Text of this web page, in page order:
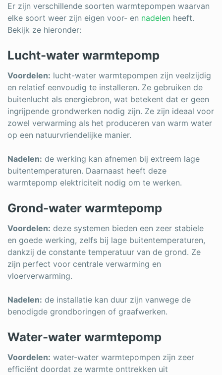
Er zijn verschillende soorten warmtepompen waarvan
elke soort weer zijn eigen voor- en nadelen heeft.
Bekijk ze hieronder:
Lucht-water warmtepomp
Voordelen: lucht-water warmtepompen zijn veelzijdig
en relatief eenvoudig te installeren. Ze gebruiken de
buitenlucht als energiebron, wat betekent dat er geen
ingrijpende grondwerken nodig zijn. Ze zijn ideaal voor
zowel verwarming als het produceren van warm water
op een natuurvriendelijke manier.
Nadelen: de werking kan afnemen bij extreem lage
buitentemperaturen. Daarnaast heeft deze
warmtepomp elektriciteit nodig om te werken.
Grond-water warmtepomp
Voordelen: deze systemen bieden een zeer stabiele
en goede werking, zelfs bij lage buitentemperaturen,
dankzij de constante temperatuur van de grond. Ze
zijn perfect voor centrale verwarming en
vloerverwarming.
Nadelen: de installatie kan duur zijn vanwege de
benodigde grondboringen of graafwerken.
Water-water warmtepomp
Voordelen: water-water warmtepompen zijn zeer
efficiënt doordat ze warmte onttrekken uit